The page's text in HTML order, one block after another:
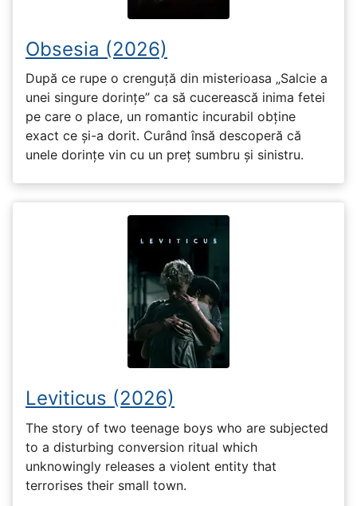
Obsesia (2026)
După ce rupe o crenguță din misterioasa „Salcie a
unei singure dorințe” ca să cucerească inima fetei
pe care o place, un romantic incurabil obține
exact ce și-a dorit. Curând însă descoperă că
unele dorințe vin cu un preț sumbru și sinistru.
Leviticus (2026)
The story of two teenage boys who are subjected
to a disturbing conversion ritual which
unknowingly releases a violent entity that
terrorises their small town.